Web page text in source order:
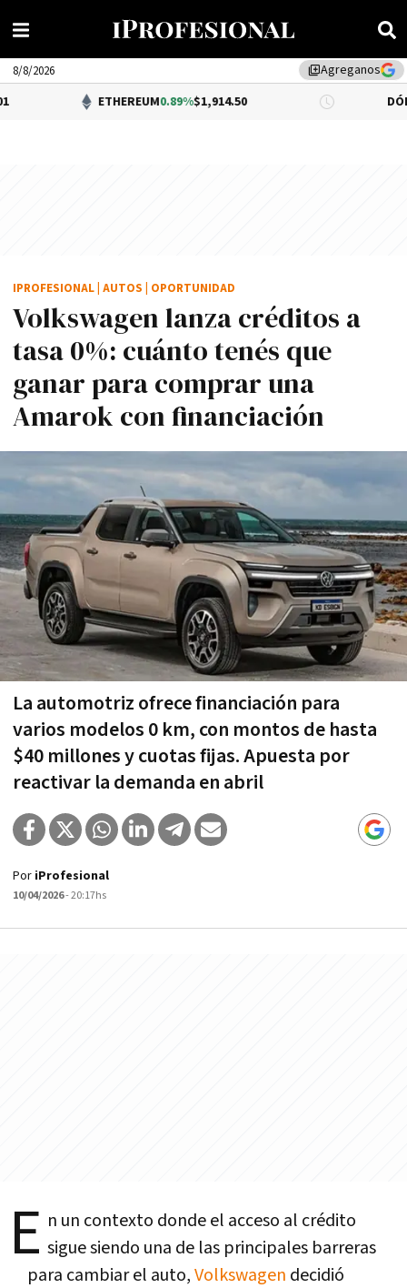
library_addAgreganos
8/8/2026
ETHEREUM0.89%$1,914.50 DÓLAR BNA
Volkswagen lanza créditos a
tasa 0%: cuánto tenés que
ganar para comprar una
Amarok con financiación
La automotriz ofrece financiación para
varios modelos 0 km, con montos de hasta
$40 millones y cuotas fijas. Apuesta por
reactivar la demanda en abril
IPROFESIONAL AUTOS OPORTUNIDAD
Por iProfesional
10/04/2026- 20:17hs
E n un contexto donde el acceso al crédito
sigue siendo una de las principales barreras
para cambiar el auto,Volkswagen decidió